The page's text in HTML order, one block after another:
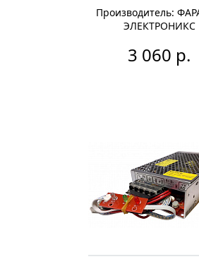
Производитель:
ЭЛЕКТРОНИКС
3 060 р.